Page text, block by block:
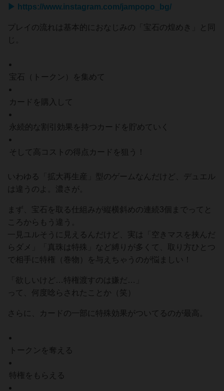
▶ https://www.instagram.com/jampopo_bg/
プレイの流れは基本的におなじみの「宝石の煌めき」と同
宝石（トークン）を集めて
カードを購入して
永続的な割引効果を持つカードを貯めていく
そして高コストの得点カードを狙う！
いわゆる「拡大再生産」型のゲームなんだけど、デュエル
は違うのよ。濃さが。
まず、宝石を取る仕組みが縦横斜めの連続3個までってと
ころからもう違う。
一見ユルそうに見えるんだけど、実は「空きマスを挟んだ
らダメ」「真珠は特殊」など縛りが多くて、取り方ひとつ
で相手に特権（巻物）を与えちゃうのが悩ましい！
「欲しいけど…特権渡すのは嫌だ…」
って、何度唸らされたことか（笑）
さらに、カードの一部に特殊効果がついてるのが最高。
トークンを奪える
特権をもらえる